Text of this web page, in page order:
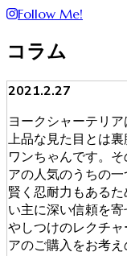
Follow Me!
コラム
2021.2.27
ヨークシャーテリ
上品な見た目とは
ワンちゃんです。
アの人気のうちの
賢く忍耐力もある
い主に深い信頼を
やしつけのレクチ
アのご購入をお考え